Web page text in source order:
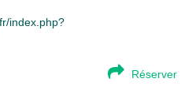
index.php?
Réserver